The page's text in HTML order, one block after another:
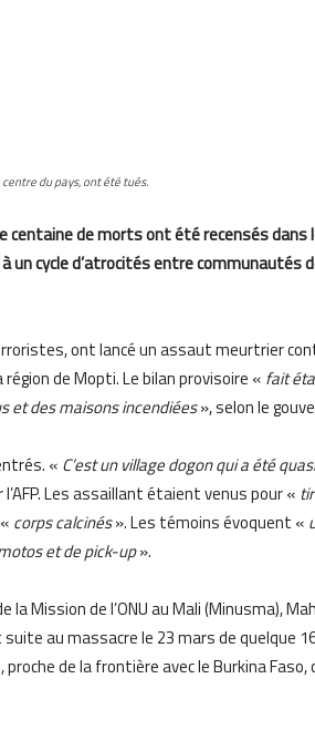
du pays, ont été tués.
centaine de morts ont été recensés dans
un cycle d’atrocités entre communautés
ont lancé un assaut meurtrier
de Mopti. Le bilan provisoire « fait
et des maisons incendiées», selon le
« C’est un village dogon qui a été
Les assaillant étaient venus pour «
corps calcinés». Les témoins évoquent «
et de pick-up».
la Mission de l’ONU au Mali (Minusma),
au massacre le 23 mars de quelque
de la frontière avec le Burkina Faso,